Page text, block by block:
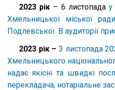
2023 рік – 6 листопада у
Хмельницької міської
Подлевської. В аудиторії
2023 рік –3 листопада
Хмельницького
надає якісні та швидкі
перекладача, нотаріальне